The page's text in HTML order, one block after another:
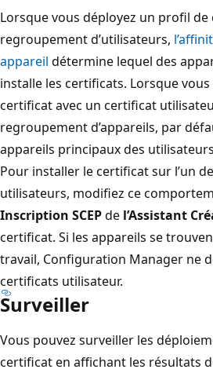
Lorsque vous déployez un profil
regroupement d’utilisateurs,
appareil détermine lequel des
installe les certificats. Lorsque
certificat avec un certificat
regroupement d’appareils, par
appareils principaux des
Pour installer le certificat sur l’un
utilisateurs, modifiez ce
Inscription SCEPde l’Assistant
certificat. Si les appareils se
travail, Configuration Manager ne
certificats utilisateur.
Surveiller
Vous pouvez surveiller les
certificat en affichant les résultats